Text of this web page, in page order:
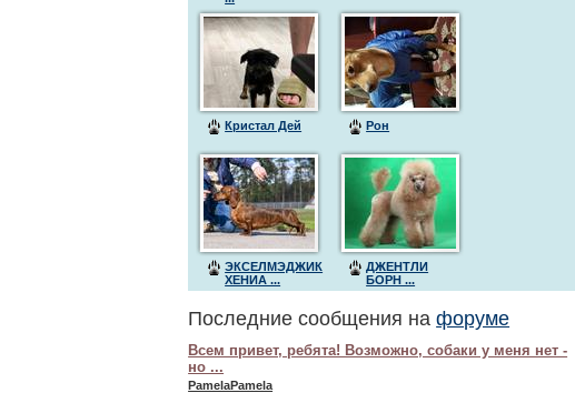
Кристал Дей Рон
ЭКСЕЛМЭДЖИК
ХЕНИА ...
ДЖЕНТЛИ
БОРН ...
Последние сообщения нафоруме
Всем привет, ребята! Возможно, собаки у меня нет -
но ...
PamelaPamela